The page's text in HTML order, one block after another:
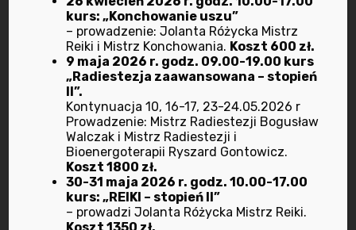
korzystania z plików cookie wykorzystywane w
statystykach:Polityka ochrony prywatności
Google Analytics
Pliki cookie mogą być wykorzystane przez sieci
reklamowe, w szczególności sieć Google, do
wyświetlenia reklam dopasowanych do
sposobu, w jaki użytkownik korzysta z Serwisu.
W tym celu mogą zachować informację o
ścieżce nawigacji użytkownika lub czasie
pozostawania na danej stronie.
kurs: „Konchowanie uszu”
– prowadzenie: Jolanta Różycka Mistrz
Reiki i Mistrz Konchowania. Koszt 600 zł.
9 maja 2026 r. godz. 09.00-19.00 kurs
„Radiestezja zaawansowana – stopień
II”.
Kontynuacja 10, 16-17, 23-24.05.2026 r
Prowadzenie: Mistrz Radiestezji Bogusław
Walczak i Mistrz Radiestezji i
Bioenergoterapii Ryszard Gontowicz.
Koszt 1800 zł.
30-31 maja 2026 r. godz. 10.00-17.00
kurs: „REIKI – stopień II”
– prowadzi Jolanta Różycka Mistrz Reiki.